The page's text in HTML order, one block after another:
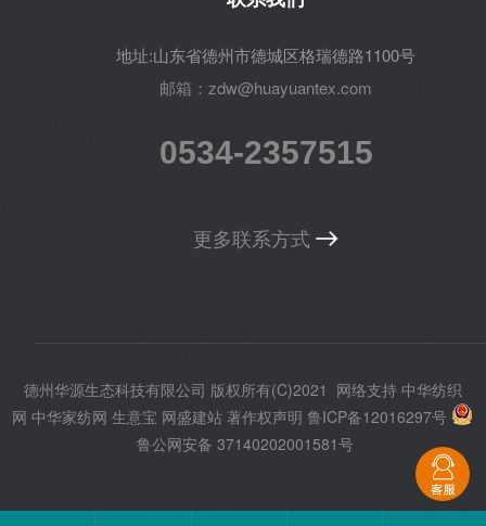
地址:山东省德州市德城区格瑞德路1100号
邮箱：zdw@huayuantex.com
0534-2357515
更多联系方式
德州华源生态科技有限公司 版权所有(C)2021 网络支持 中华纺织
网 中华家纺网 生意宝 网盛建站 著作权声明 鲁ICP备12016297号
鲁公网安备 37140202001581号